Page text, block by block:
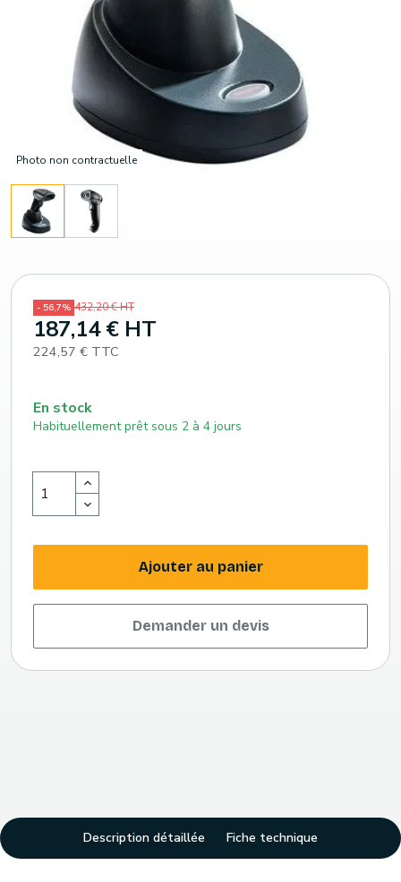
Photo non contractuelle
- 56,7% 432,20 € HT
187,14 € HT
224,57 € TTC
En stock
Habituellement prêt sous 2 à 4 jours
Ajouter au panier
Demander un devis
Description détaillée Fiche technique